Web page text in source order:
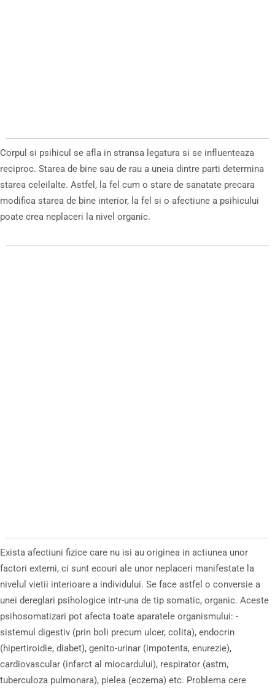
Corpul si psihicul se afla in stransa legatura si se influenteaza
reciproc. Starea de bine sau de rau a uneia dintre parti determina
starea celeilalte. Astfel, la fel cum o stare de sanatate precara
modifica starea de bine interior, la fel si o afectiune a psihicului
poate crea neplaceri la nivel organic.
Exista afectiuni fizice care nu isi au originea in actiunea unor
factori externi, ci sunt ecouri ale unor neplaceri manifestate la
nivelul vietii interioare a individului. Se face astfel o conversie a
unei dereglari psihologice intr-una de tip somatic, organic. Aceste
psihosomatizari pot afecta toate aparatele organismului: -
sistemul digestiv (prin boli precum ulcer, colita), endocrin
(hipertiroidie, diabet), genito-urinar (impotenta, enurezie),
cardiovascular (infarct al miocardului), respirator (astm,
tuberculoza pulmonara), pielea (eczema) etc. Problema cere